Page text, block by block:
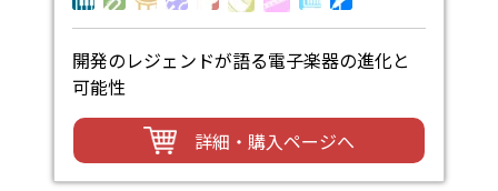
開発のレジェンドが語る電子楽器の進化と
可能性
詳細・購入ページへ